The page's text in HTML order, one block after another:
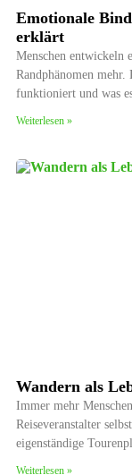
Emotionale
erklärt
Menschen entwickeln
Randphänomen
funktioniert und was
Weiterlesen »
Wandern als
Immer mehr
Reiseveranstalter
eigenständige
Weiterlesen »